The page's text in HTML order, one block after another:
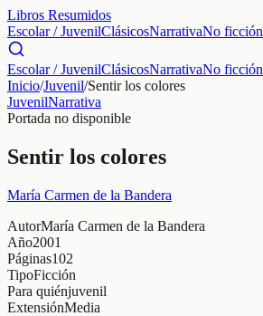
Libros Resumidos
Escolar / JuvenilClásicosNarrativaNo ficción
Escolar / JuvenilClásicosNarrativaNo ficción
Inicio/Juvenil/Sentir los colores
JuvenilNarrativa
Portada no disponible
Sentir los colores
María Carmen de la Bandera
AutorMaría Carmen de la Bandera
Año2001
Páginas102
TipoFicción
Para quiénjuvenil
ExtensiónMedia